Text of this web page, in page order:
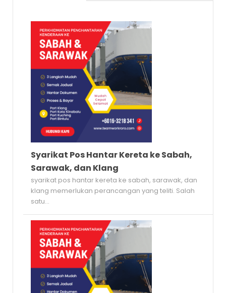
Syarikat Pos Hantar Kereta ke Sabah,
Sarawak, dan Klang
syarikat pos hantar kereta ke sabah, sarawak, dan
klang memerlukan perancangan yang teliti. Salah
satu...